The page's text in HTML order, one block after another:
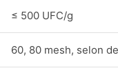
≤ 500 UFC/g
60, 80 mesh, selon